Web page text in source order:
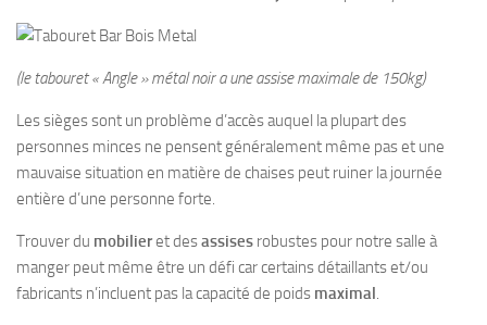
(le tabouret « Angle » métal noir a une assise maximale de 150kg)
Les sièges sont un problème d’accès auquel la plupart des
personnes minces ne pensent généralement même pas et une
mauvaise situation en matière de chaises peut ruiner la journée
entière d’une personne forte.
Trouver du mobilieret desassises robustes pour notre salle à
manger peut même être un défi car certains détaillants et/ou
fabricants n’incluent pas lacapacité de poids maximal.